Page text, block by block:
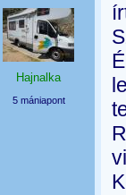
Hajnalka
5 mániapont